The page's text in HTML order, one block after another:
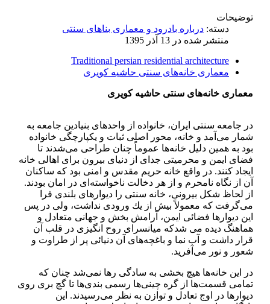
توضیحات
دسته: درباره بادرود و معماری بناهای سنتی
منتشر شده در 13 آذر 1395
Traditional persian residential architecture
معماری خانه‌های سنتی حاشیه كویری
معماری خانه‌های سنتی حاشیه كویری
در جامعه سنتی ایران، خانواده از واحدهای بنیادین جامعه به
شمار می‌آمد و خانه، محور اصلی ثبات و یكپارچگی خانواده
بود به همین دلیل خانه‌ها عموماً چنان طراحی می‌شدند تا
فضای ایمن و محرمیتی جدای از دنیای بیرون برای اهالی خانه
ایجاد كنند. در واقع خانه حریم مقدس و امنی بود كه ساكنان
آن از نگاه نامحرم و از هر دخالت ناخواسته‌ای در امان بودند.
از لحاظ شكل بیرونی، خانه سنتی را دیوارهای بلندی فرا
می‌گرفت كه معمولاً بیش از یك ورودی نداشت، ولی در پس
این دیوارها فضائی ایمن، آرامش بخش و جهانی متعادل و
هماهنگ دیده می شدكه میانسرای روح انگیزی در قلب آن
قرار داشت و آب نما و باغچه‌های آن دنیائی پر از طراوت و
شعور و نور می‌آفرید.
در این خانه‌ها هیچ بخشی به سادگی رها نمی‌شد چنان كه
تمامی قسمت‌ها از گره چینی‌ها رسمی بندی‌ها تا گچ بری روی
دیوارها در اوج تعادل و توازن به نظر می‌رسیدند. این